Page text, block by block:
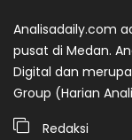
Analisadaily.com
pusat di Medan.
Digital dan
Group (Harian
Redaksi